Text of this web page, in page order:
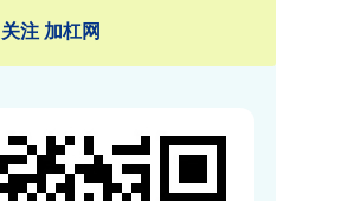
关注 加杠网